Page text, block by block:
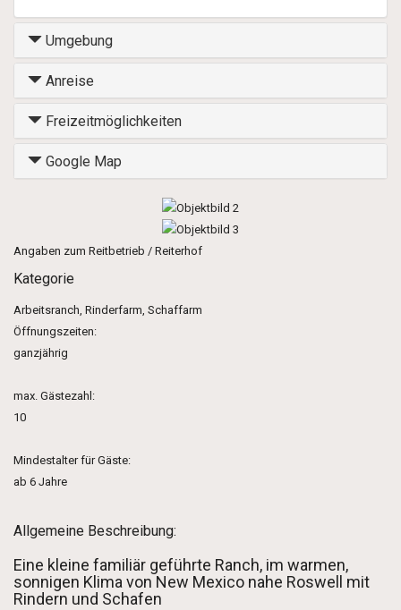
Umgebung
Anreise
Freizeitmöglichkeiten
Google Map
Angaben zum Reitbetrieb / Reiterhof
Kategorie
Arbeitsranch, Rinderfarm, Schaffarm
Öffnungszeiten:
ganzjährig
max. Gästezahl:
10
Mindestalter für Gäste:
ab 6 Jahre
Allgemeine Beschreibung:
Eine kleine familiär geführte Ranch, im warmen,
sonnigen Klima von New Mexico nahe Roswell mit
Rindern und Schafen